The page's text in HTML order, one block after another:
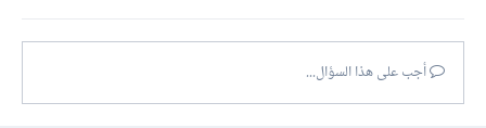
أجب على هذا السؤال...